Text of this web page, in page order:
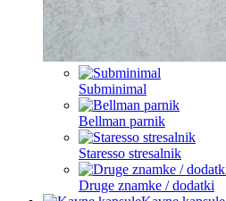
Subminimal
Bellman parnik
Staresso stresalnik
Druge znamke / dodatki